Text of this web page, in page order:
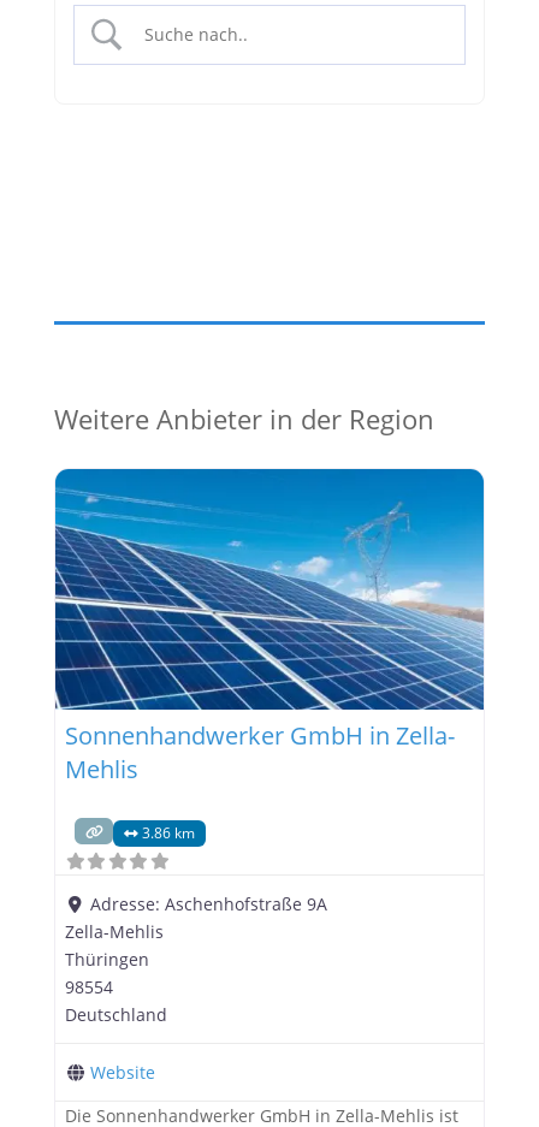
Weitere Anbieter in der Region
Sonnenhandwerker GmbH in Zella-
Mehlis
3.86 km
Adresse:Aschenhofstraße 9A
Zella-Mehlis
Thüringen
98554
Deutschland
Website
Die Sonnenhandwerker GmbH in Zella-Mehlis ist